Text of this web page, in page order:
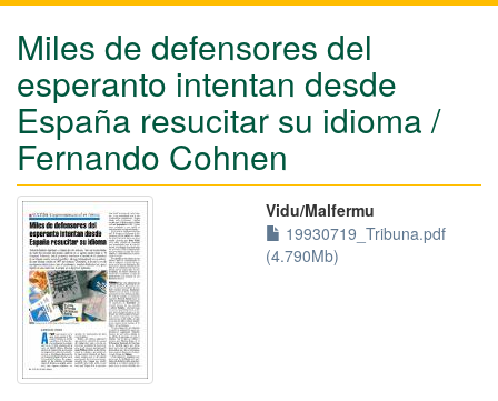
Miles de defensores del
esperanto intentan desde
España resucitar su idioma /
Fernando Cohnen
Vidu/Malfermu
19930719_Tribuna.pdf
(4.790Mb)